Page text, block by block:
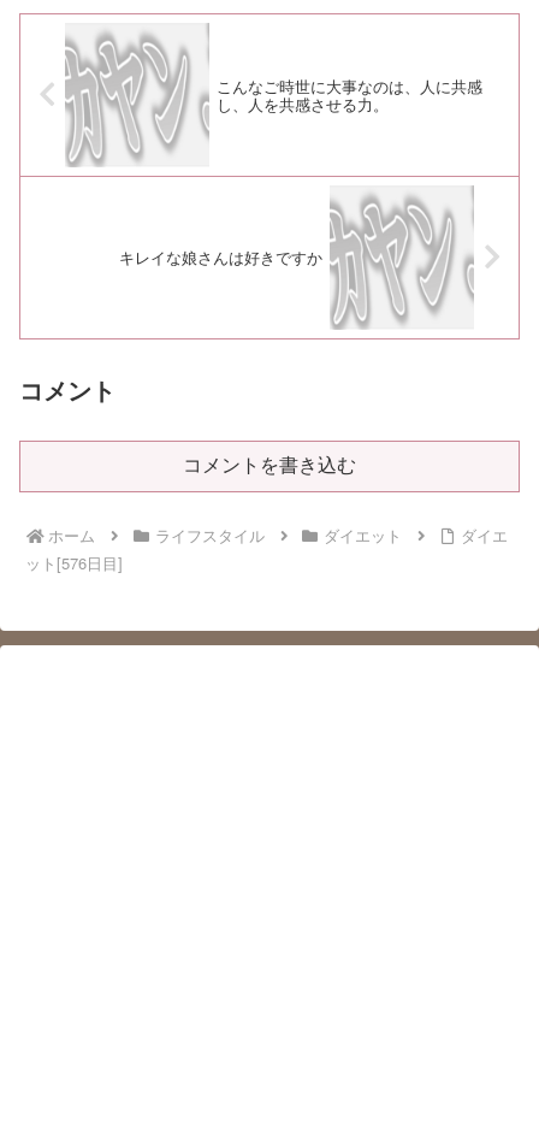
こんなご時世に大事なのは、人に共感
し、人を共感させる力。
キレイな娘さんは好きですか
コメント
コメントを書き込む
ホーム ライフスタイル ダイエット
ダイエ
ット[576日目]